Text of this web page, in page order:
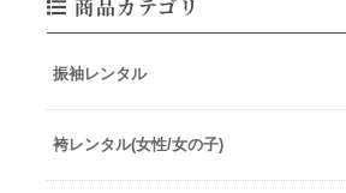
商品カテゴリ
振袖レンタル
袴レンタル(女性/女の子)